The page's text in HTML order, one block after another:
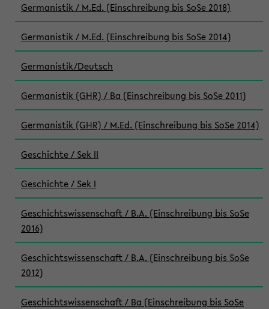
Germanistik / M.Ed. (Einschreibung bis SoSe 2018)
Germanistik / M.Ed. (Einschreibung bis SoSe 2014)
Germanistik/Deutsch
Germanistik (GHR) / Ba (Einschreibung bis SoSe 2011)
Germanistik (GHR) / M.Ed. (Einschreibung bis SoSe 2014)
Geschichte / Sek II
Geschichte / Sek I
Geschichtswissenschaft / B.A. (Einschreibung bis SoSe
2016)
Geschichtswissenschaft / B.A. (Einschreibung bis SoSe
2012)
Geschichtswissenschaft / Ba (Einschreibung bis SoSe